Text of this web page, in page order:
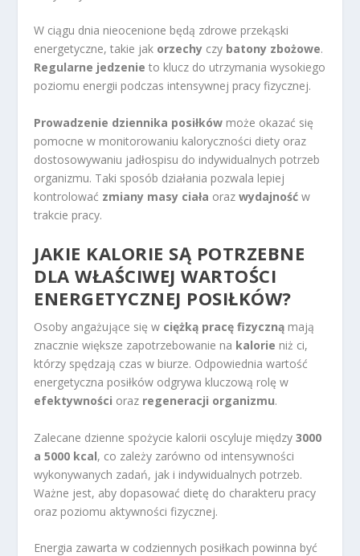
W ciągu dnia nieocenione będą zdrowe przekąski
energetyczne, takie jak orzechy czy batony zbożowe.
Regularne jedzenie to klucz do utrzymania wysokiego
poziomu energii podczas intensywnej pracy fizycznej.
Prowadzenie dziennika posiłków może okazać się
pomocne w monitorowaniu kaloryczności diety oraz
dostosowywaniu jadłospisu do indywidualnych potrzeb
organizmu. Taki sposób działania pozwala lepiej
kontrolować zmiany masy ciała orazwydajność w
trakcie pracy.
JAKIE KALORIE SĄ POTRZEBNE
DLA WŁAŚCIWEJ WARTOŚCI
ENERGETYCZNEJ POSIŁKÓW?
Osoby angażujące się w ciężką pracę fizyczną mają
znacznie większe zapotrzebowanie na kalorie niż ci,
którzy spędzają czas w biurze. Odpowiednia wartość
energetyczna posiłków odgrywa kluczową rolę w
efektywności oraz regeneracji organizmu.
Zalecane dzienne spożycie kalorii oscyluje między3000
a 5000 kcal, co zależy zarówno od intensywności
wykonywanych zadań, jak i indywidualnych potrzeb.
Ważne jest, aby dopasować dietę do charakteru pracy
oraz poziomu aktywności fizycznej.
Energia zawarta w codziennych posiłkach powinna być